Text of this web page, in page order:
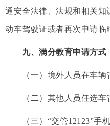
通安全法律、法规和相关
动车驾驶证或者再次申请临
九、满分教育申请方式
（一）境外人员在车辆
（二）其他人员任选车
（三）“交管12123”手机